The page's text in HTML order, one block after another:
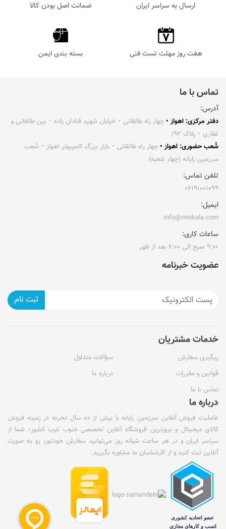
ارسال به سراسر ایران ضمانت اصل بودن کالا
هفت روز مهلت تست فنی بسته بندی ایمن
تماس با ما
آدرس:
دفتر مرکزی: اهواز • چهار راه طالقانی ⁃ خیابان شهید قنادان زاده ⁃ بین طالقانی و
غفاری ⁃ پلاک ۱۹۲
شُعب حضوری: اهواز • چهار راه طالقانی ⁃ بازار بزرگ کامپیوتر اهواز ⁃ شُعب
سرزمین رایانه (چهار شعبه)
تلفن تماس:
۰۶۱۹۱۰۰۱۰۹۹
ایمیل:
info@rinokala.com
ساعات کاری:
۹:۰۰ صبح الی ۶:۰۰ بعد از ظهر
عضویت خبرنامه
ثبت نام
خدمات مشتریان
پیگیری سفارش
سؤالات متداول
قوانین و مقررات
درباره ما
تماس با ما
درباره ما
عاملیت فروش آنلاین سرزمین رایانه با بیش از ده سال تجربه در زمینه فروش
کالای دیجیتال و بروزترین فروشگاه آنلاین تخصصی جنوب غرب کشور؛ شما از
سراسر ایران و در هر ساعت شبانه روز می‌توانید سفارش خودتون رو به صورت
آنلاین ثبت کنید و از کارشناسان ما مشاوره بگیرید.